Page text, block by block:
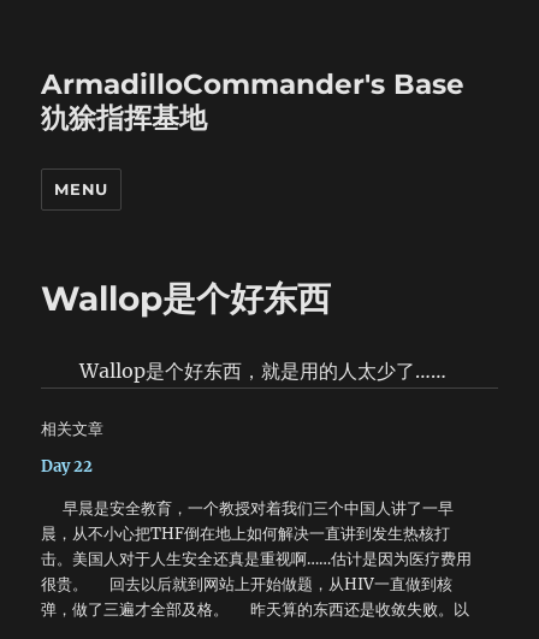
ArmadilloCommander's Base
犰狳指挥基地
MENU
Wallop是个好东西
Wallop是个好东西，就是用的人太少了……
相关文章
Day 22
早晨是安全教育，一个教授对着我们三个中国人讲了一早
晨，从不小心把THF倒在地上如何解决一直讲到发生热核打
击。美国人对于人生安全还真是重视啊……估计是因为医疗费用
很贵。 回去以后就到网站上开始做题，从HIV一直做到核
弹，做了三遍才全部及格。 昨天算的东西还是收敛失败。以